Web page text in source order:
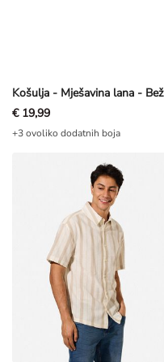
Košulja - Mješavina lana - Bež
€ 19,99
+3 ovoliko dodatnih boja